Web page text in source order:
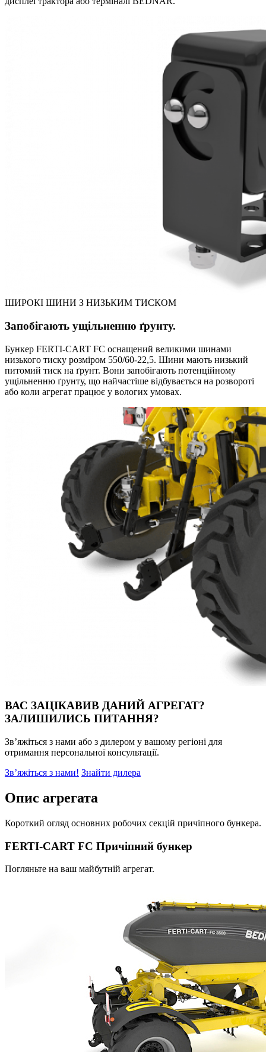
ШИРОКІ ШИНИ З НИЗЬКИМ ТИСКОМ
Запобігають ущільненню ґрунту.
Бункер FERTI-CART FC оснащений великими шинами
низького тиску розміром 550/60-22,5. Шини мають низький
питомий тиск на ґрунт. Вони запобігають потенційному
ущільненню ґрунту, що найчастіше відбувається на розвороті
або коли агрегат працює у вологих умовах.
ВАС ЗАЦІКАВИВ ДАНИЙ АГРЕГАТ?
ЗАЛИШИЛИСЬ ПИТАННЯ?
Зв’яжіться з нами або з дилером у вашому регіоні для
отримання персональної консультації.
Зв’яжіться з нами! Знайти дилера
Oпис агрегата
Короткий огляд основних робочих секцій причіпного бункера.
FERTI-CART FC Причіпний бункер
Погляньте на ваш майбутній агрегат.